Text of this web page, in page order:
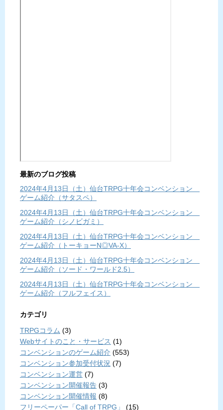
最新のブログ投稿
2024年4月13日（土）仙台TRPG十年会コンベンション
ゲーム紹介（サタスペ）
2024年4月13日（土）仙台TRPG十年会コンベンション
ゲーム紹介（シノビガミ）
2024年4月13日（土）仙台TRPG十年会コンベンション
ゲーム紹介（トーキョーN◎VA-X）
2024年4月13日（土）仙台TRPG十年会コンベンション
ゲーム紹介（ソード・ワールド2.5）
2024年4月13日（土）仙台TRPG十年会コンベンション
ゲーム紹介（フルフェイス）
カテゴリ
TRPGコラム (3)
Webサイトのこと・サービス (1)
コンベンションのゲーム紹介 (553)
コンベンション参加受付状況 (7)
コンベンション運営 (7)
コンベンション開催報告 (3)
コンベンション開催情報 (8)
フリーペーパー「Call of TRPG」
(15)